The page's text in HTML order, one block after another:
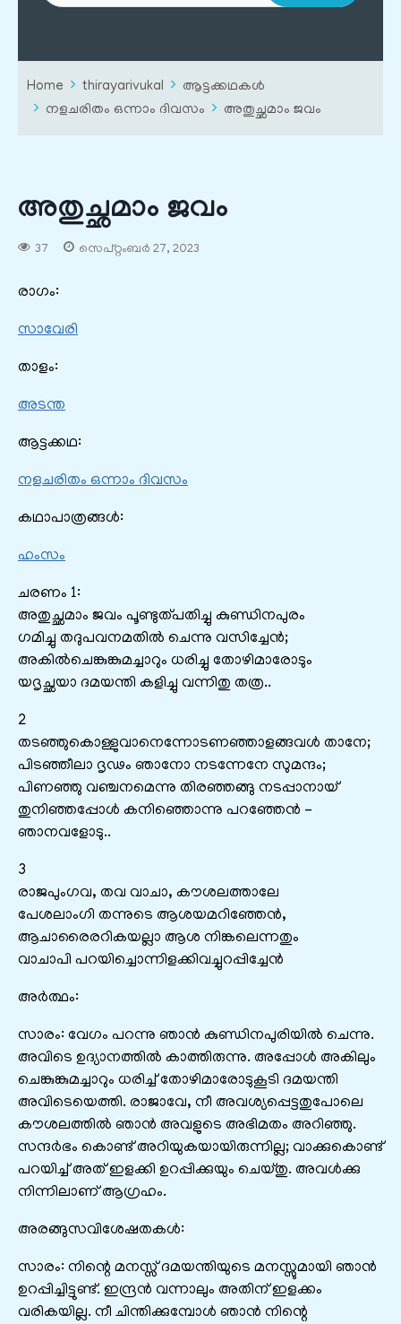
Home thirayarivukal
ആട്ടക്കഥകൾ
നളചരിതം ഒന്നാം ദിവസം
അതുച്ഛമാം ജവം
അതുച്ഛമാം ജവം
37 സെപ്റ്റംബർ 27, 2023
രാഗം:
സാവേരി
താളം:
അടന്ത
ആട്ടക്കഥ:
നളചരിതം ഒന്നാം ദിവസം
കഥാപാത്രങ്ങൾ:
ഹംസം
ചരണം 1:
അതുച്ഛമാം ജവം പൂണ്ടുത്പതിച്ചു കുണ്ഡിനപുരം
ഗമിച്ചു തദുപവനമതിൽ ചെന്നു വസിച്ചേൻ;
അകിൽചെങ്കുങ്കുമച്ചാറും ധരിച്ചു തോഴിമാരോടും
യദൃച്ഛയാ ദമയന്തി കളിച്ചു വന്നിതു തത്ര..
2
തടഞ്ഞുകൊള്ളുവാനെന്നോടണഞ്ഞാളങ്ങവൾ താനേ;
പിടഞ്ഞീലാ ദൃഢം ഞാനോ നടന്നേനേ സുമന്ദം;
പിണഞ്ഞു വഞ്ചനമെന്നു തിരഞ്ഞങ്ങു നടപ്പാനായ്‌
തുനിഞ്ഞപ്പോൾ കനിഞ്ഞൊന്നു പറഞ്ഞേൻ –
ഞാനവളോടു..
3
രാജപുംഗവ, തവ വാചാ, കൗശലത്താലേ
പേശലാംഗി തന്നുടെ ആശയമറിഞ്ഞേൻ,
ആചാരൈരറികയല്ലാ ആശ നിങ്കലെന്നതും
വാചാപി പറയിച്ചൊന്നിളക്കിവച്ചുറപ്പിച്ചേൻ
അർത്ഥം:
സാരം: വേഗം പറന്നു ഞാൻ കുണ്ഡിനപുരിയിൽ ചെന്നു.
അവിടെ ഉദ്യാനത്തിൽ കാത്തിരുന്നു. അപ്പോൾ അകിലും
ചെങ്കുങ്കുമച്ചാറും ധരിച്ച്‌ തോഴിമാരോടുകൂടി ദമയന്തി
അവിടെയെത്തി. രാജാവേ, നീ അവശ്യപ്പെട്ടതുപോലെ
കൗശലത്തിൽ ഞാൻ അവളുടെ അഭിമതം അറിഞ്ഞു.
സന്ദർഭം കൊണ്ട്‌ അറിയുകയായിരുന്നില്ല; വാക്കുകൊണ്ട്‌
പറയിച്ച്‌ അത്‌ ഇളക്കി ഉറപ്പിക്കുയും ചെയ്തു. അവൾക്കു
നിന്നിലാണ്‌ ആഗ്രഹം.
അരങ്ങുസവിശേഷതകൾ:
സാരം: നിന്റെ മനസ്സ്‌ ദമയന്തിയുടെ മനസ്സുമായി ഞാൻ
ഉറപ്പിച്ചിട്ടുണ്ട്‌. ഇന്ദ്രൻ വന്നാലും അതിന്‌ ഇളക്കം
വരികയില്ല. നീ ചിന്തിക്കുമ്പോൾ ഞാൻ നിന്റെ